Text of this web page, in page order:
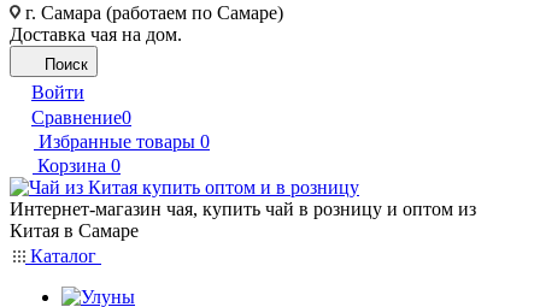
г. Самара (работаем по Самаре)
Доставка чая на дом.
Поиск
Войти
Сравнение0
Избранные товары 0
Корзина 0
Интернет-магазин чая, купить чай в розницу и оптом из
Китая в Самаре
Каталог